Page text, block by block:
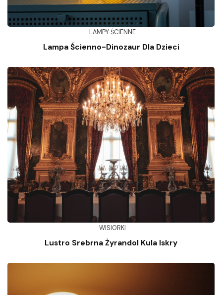
LAMPY ŚCIENNE
Lampa Ścienno-Dinozaur Dla Dzieci
WISIORKI
Lustro Srebrna Żyrandol Kula Iskry